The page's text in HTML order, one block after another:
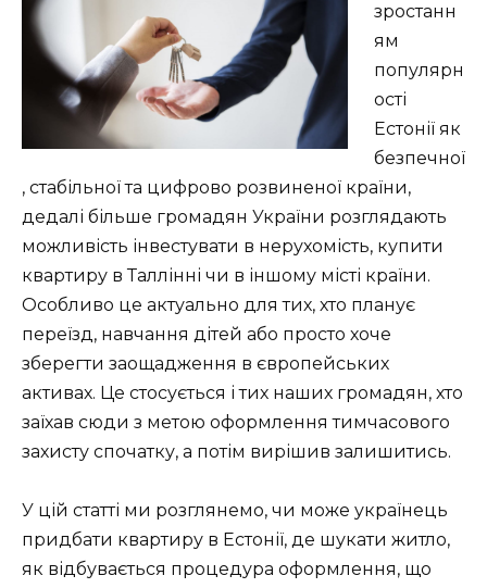
зростанн
ям
популярн
ості
Естонії як
безпечної
, стабільної та цифрово розвиненої країни,
дедалі більше громадян України розглядають
можливість інвестувати в нерухомість, купити
квартиру в Таллінні чи в іншому місті країни.
Особливо це актуально для тих, хто планує
переїзд, навчання дітей або просто хоче
зберегти заощадження в європейських
активах. Це стосується і тих наших громадян, хто
заїхав сюди з метою оформлення тимчасового
захисту спочатку, а потім вирішив залишитись.
У цій статті ми розглянемо, чи може українець
придбати квартиру в Естонії, де шукати житло,
як відбувається процедура оформлення, що